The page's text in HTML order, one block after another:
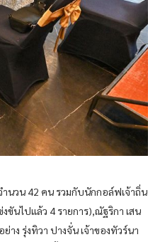
นวน 42 คน รวมกับนักกอล์ฟเจ้าถิ่น
ขันไปแล้ว 4 รายการ),ณัฐริกา เสน
ง รุ่งทิวา ปางจั่น เจ้าของทัวร์นา